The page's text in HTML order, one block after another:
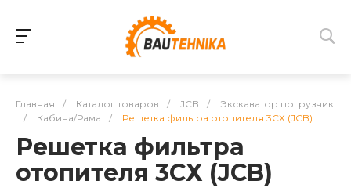
Главная / Каталог товаров / JCB /
Экскаватор погрузчик
/
Кабина/Рама / Решетка фильтра отопителя 3СХ (JCB)
Решетка фильтра
отопителя 3СХ (JCB)